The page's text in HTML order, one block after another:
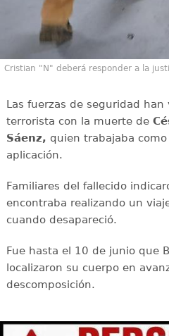
Cristian "N" deberá responder a la
Las fuerzas de seguridad
terrorista con la muerte de
Sáenz, quien trabajaba
aplicación.
Familiares del fallecido
encontraba realizando un
cuando desapareció.
Fue hasta el 10 de junio que
localizaron su cuerpo en
descomposición.